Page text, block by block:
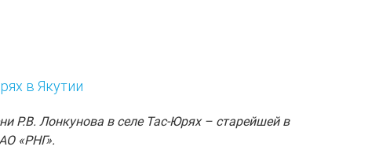
в Якутии
Р.В. Лонкунова в селе Тас-Юрях – старейшей в
«РНГ».